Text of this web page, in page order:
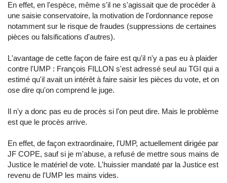
En effet, en l'espèce, même s'il ne s'agissait que de procéder à
une saisie conservatoire, la motivation de l'ordonnance repose
notamment sur le risque de fraudes (suppressions de certaines
pièces ou falsifications d'autres).
L'avantage de cette façon de faire est qu'il n'y a pas eu à plaider
contre l'UMP : François FILLON s'est adressé seul au TGI qui a
estimé qu'il avait un intérêt à faire saisir les pièces du vote, et on
ose dire qu'on comprend le juge.
Il n'y a donc pas eu de procès si l'on peut dire. Mais le problème
est que le procès arrive.
En effet, de façon extraordinaire, l'UMP, actuellement dirigée par
JF COPE, sauf si je m'abuse, a refusé de mettre sous mains de
Justice le matériel de vote. L'huissier mandaté par la Justice est
revenu de l'UMP les mains vides.